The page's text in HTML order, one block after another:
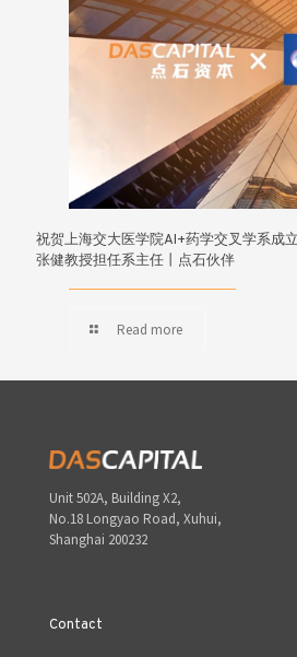
祝贺上海交大医学院AI+药学交叉学系成
张健教授担任系主任丨点石伙伴
Read more
Unit 502A, Building X2,
No.18 Longyao Road, Xuhui,
Shanghai 200232
Contact